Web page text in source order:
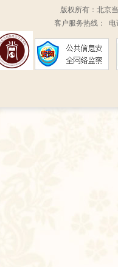
版权所有：北京
客户服务热线： 电